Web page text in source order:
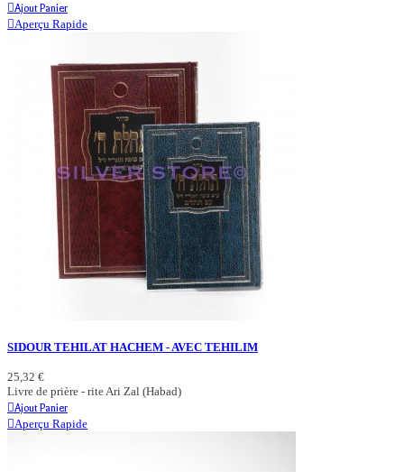
Ajout Panier
Aperçu Rapide
SIDOUR TEHILAT HACHEM - AVEC TEHILIM
25,32 €
Livre de prière - rite Ari Zal (Habad)
Ajout Panier
Aperçu Rapide